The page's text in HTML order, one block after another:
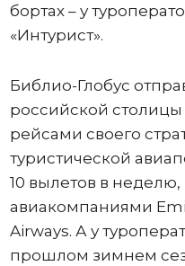
бортах – у
«Интурист».
Библио-Глобус
российской
рейсами своего
туристической
10 вылетов в неделю,
авиакомпаниями
Airways. А у
прошлом зимнем